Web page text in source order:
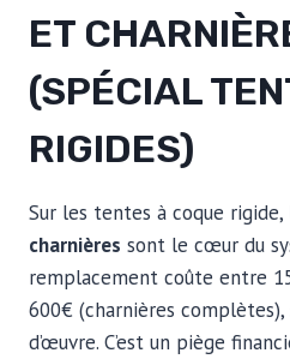
ET
(SPÉCIAL
RIGIDES)
Sur les tentes à coque rigide,
charnières sont le cœur du
remplacement coûte entre
600€ (charnières
d’œuvre. C’est un piège